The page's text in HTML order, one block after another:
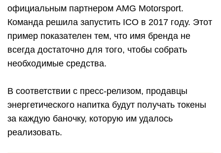
официальным партнером AMG Motorsport.
Команда решила запустить ICO в 2017 году. Этот
пример показателен тем, что имя бренда не
всегда достаточно для того, чтобы собрать
необходимые средства.
В соответствии с пресс-релизом, продавцы
энергетического напитка будут получать токены
за каждую баночку, которую им удалось
реализовать.